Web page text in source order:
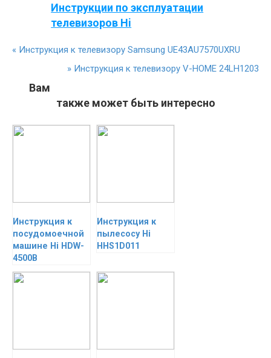
Инструкции по эксплуатации
телевизоров Hi
« Инструкция к телевизору Samsung UE43AU7570UXRU
» Инструкция к телевизору V-HOME 24LH1203
Вам
также может быть интересно
Инструкция к
посудомоечной
машине Hi HDW-
4500B
Инструкция к
пылесосу Hi
HHS1D011